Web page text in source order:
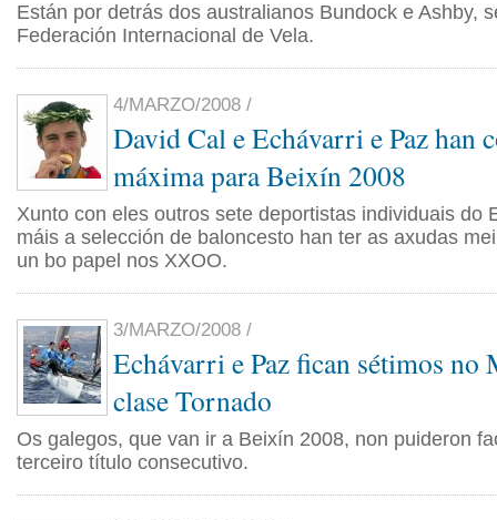
Están por detrás dos australianos Bundock e Ashby,
Federación Internacional de Vela.
4/MARZO/2008 /
David Cal e Echávarri e Paz han
máxima para Beixín 2008
Xunto con eles outros sete deportistas individuais do
máis a selección de baloncesto han ter as axudas
un bo papel nos XXOO.
3/MARZO/2008 /
Echávarri e Paz fican sétimos no
clase Tornado
Os galegos, que van ir a Beixín 2008, non puideron
terceiro título consecutivo.